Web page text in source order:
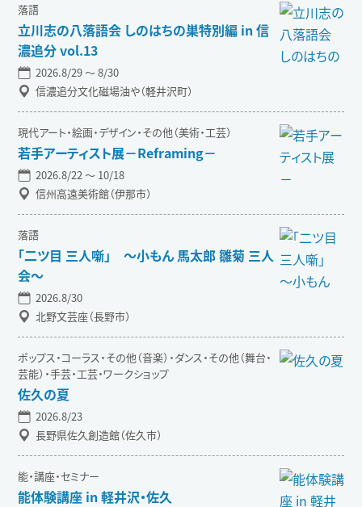
落語
立川志の八落語会 しのはちの巣特別編 in 信
濃追分 vol.13
2026.8/29 〜 8/30
信濃追分文化磁場油や（軽井沢町）
現代アート・絵画・デザイン・その他（美術・工芸）
若手アーティスト展－Reframing－
2026.8/22 〜 10/18
信州高遠美術館（伊那市）
落語
「二ツ目 三人噺」 ～小もん 馬太郎 雛菊 三人
会～
2026.8/30
北野文芸座（長野市）
ポップス・コーラス・その他（音楽）・ダンス・その他（舞台・
芸能）・手芸・工芸・ワークショップ
佐久の夏
2026.8/23
長野県佐久創造館（佐久市）
能・講座・セミナー
能体験講座 in 軽井沢・佐久